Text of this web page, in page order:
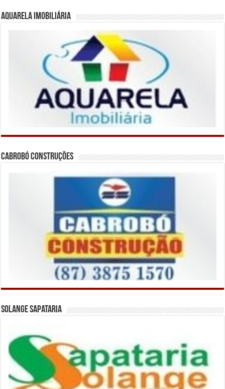
Aquarela Imobiliária
Cabrobó Construções
Solange Sapataria